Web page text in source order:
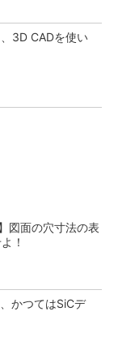
3D CADを使い
図面の穴寸法の表
！
かつてはSiCデ